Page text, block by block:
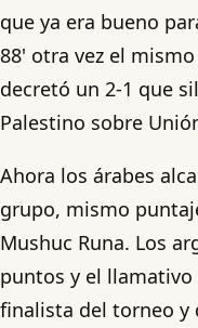
que ya era bueno
88' otra vez el
decretó un 2-1 que
Palestino sobre
Ahora los árabes
grupo, mismo
Mushuc Runa. Los
puntos y el
finalista del torneo y